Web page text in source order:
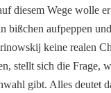
diesem Wege wolle
bißchen aufpeppen
keine realen
stellt sich die Frage,
gibt. Alles deutet